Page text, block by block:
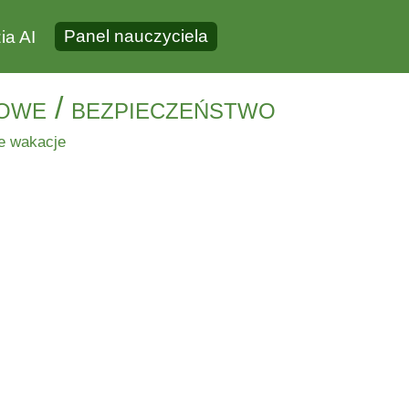
AI Panel nauczyciela
/ bezpieczeństwo
wakacje